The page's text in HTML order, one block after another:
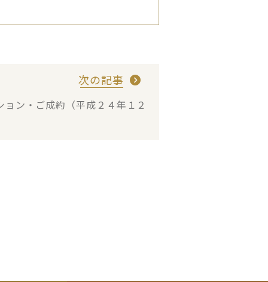
次の記事
ン・ご成約（平成２４年１２